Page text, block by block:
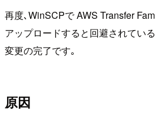
再度､WinSCPで AWS Transfer
アップロードすると回避されてい
変更の完了です｡
原因